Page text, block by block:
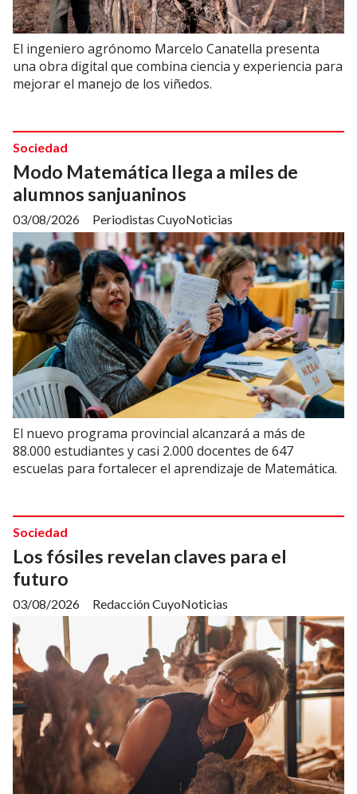
El ingeniero agrónomo Marcelo Canatella presenta
una obra digital que combina ciencia y experiencia para
mejorar el manejo de los viñedos.
Modo Matemática llega a miles de
alumnos sanjuaninos
Periodistas CuyoNoticias
Sociedad
03/08/2026
El nuevo programa provincial alcanzará a más de
88.000 estudiantes y casi 2.000 docentes de 647
escuelas para fortalecer el aprendizaje de Matemática.
Los fósiles revelan claves para el
futuro
Redacción CuyoNoticias
Sociedad
03/08/2026